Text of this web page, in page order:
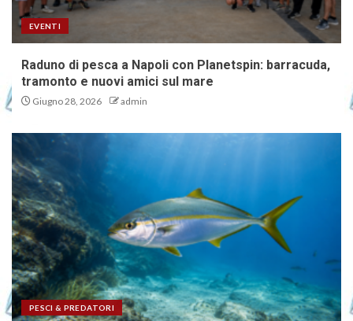
EVENTI
Raduno di pesca a Napoli con Planetspin: barracuda,
tramonto e nuovi amici sul mare
Giugno 28, 2026 admin
PESCI & PREDATORI